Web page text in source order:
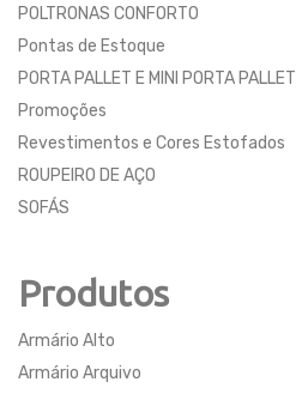
POLTRONAS CONFORTO
Pontas de Estoque
PORTA PALLET E MINI PORTA PALLET
Promoções
Revestimentos e Cores Estofados
ROUPEIRO DE AÇO
SOFÁS
Produtos
Armário Alto
Armário Arquivo